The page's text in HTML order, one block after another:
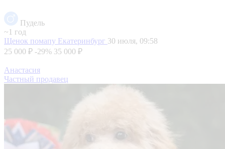
Пудель
~1 год
Щенок помапу Екатеринбург 30 июля, 09:58
25 000 ₽ -29% 35 000 ₽
Анастасия
Частный продавец